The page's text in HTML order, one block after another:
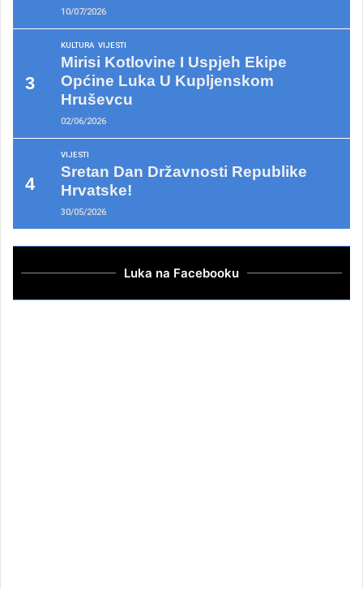
10/07/2026
KULTURA VIJESTI
Mirisi Kotlovine I Uspjeh Ekipe
Općine Luka U Kupljenskom
Hruševcu
02/06/2026
VIJESTI
Sretan Dan Državnosti Republike
Hrvatske!
30/05/2026
Luka na Facebooku